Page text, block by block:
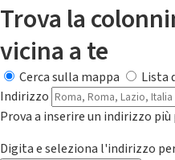
Trova la
vicina a te
Cerca sulla mappa
Lista
Indirizzo
Prova a inserire un indirizzo più
Digita e seleziona l'indirizzo